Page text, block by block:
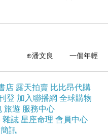
方便，大熊屋旅館已
。 在這裡，旅客們可
購物、餐飲地點。 飯
個年輕
店 露天拍賣 比比昂代購
登 加入聯播網 全球購物
旅遊 服務中心
雜誌 星座命理 會員中心
訊